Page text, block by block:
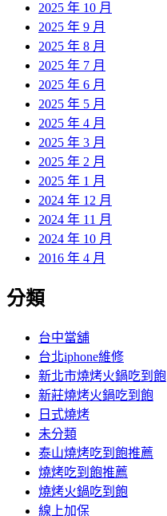
2025 年 10 月
2025 年 9 月
2025 年 8 月
2025 年 7 月
2025 年 6 月
2025 年 5 月
2025 年 4 月
2025 年 3 月
2025 年 2 月
2025 年 1 月
2024 年 12 月
2024 年 11 月
2024 年 10 月
2016 年 4 月
分類
台中當舖
台北iphone維修
新北市燒烤火鍋吃到飽
新莊燒烤火鍋吃到飽
日式燒烤
未分類
泰山燒烤吃到飽推薦
燒烤吃到飽推薦
燒烤火鍋吃到飽
線上加保